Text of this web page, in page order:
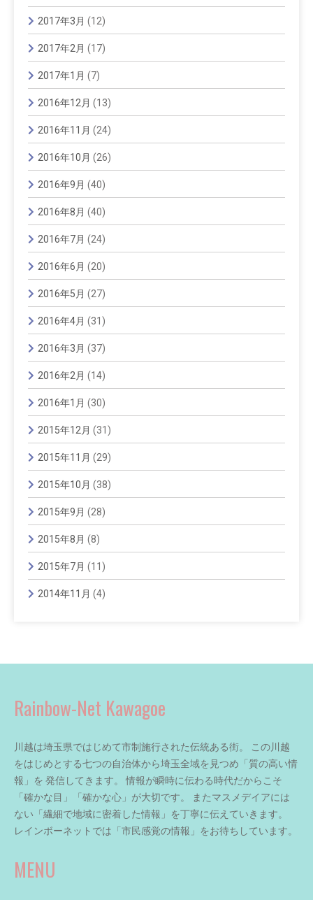
2017年3月 (12)
2017年2月 (17)
2017年1月 (7)
2016年12月 (13)
2016年11月 (24)
2016年10月 (26)
2016年9月 (40)
2016年8月 (40)
2016年7月 (24)
2016年6月 (20)
2016年5月 (27)
2016年4月 (31)
2016年3月 (37)
2016年2月 (14)
2016年1月 (30)
2015年12月 (31)
2015年11月 (29)
2015年10月 (38)
2015年9月 (28)
2015年8月 (8)
2015年7月 (11)
2014年11月 (4)
Rainbow-Net Kawagoe
川越は埼玉県ではじめて市制施行された伝統ある街。 この川越
をはじめとする七つの自治体から埼玉全域を見つめ「質の高い情
報」を 発信してきます。 情報が瞬時に伝わる時代だからこそ
「確かな目」「確かな心」が大切です。 またマスメデイアには
ない「繊細で地域に密着した情報」を丁寧に伝えていきます。
レインボーネットでは「市民感覚の情報」をお待ちしています。
MENU